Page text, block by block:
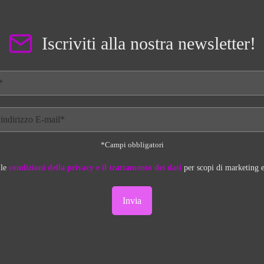
Iscriviti alla nostra newsletter!
*Campi obbligatori
condizioni della privacy e il trattamento dei dati per scopi di marketing